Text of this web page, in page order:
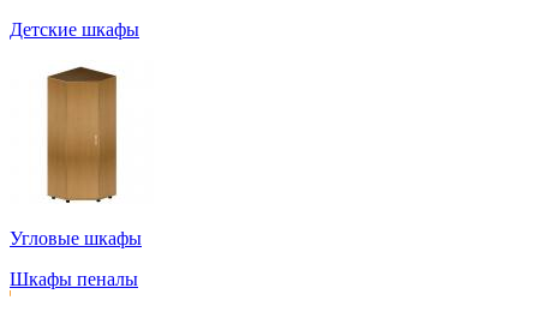
Детские шкафы
Угловые шкафы
Шкафы пеналы